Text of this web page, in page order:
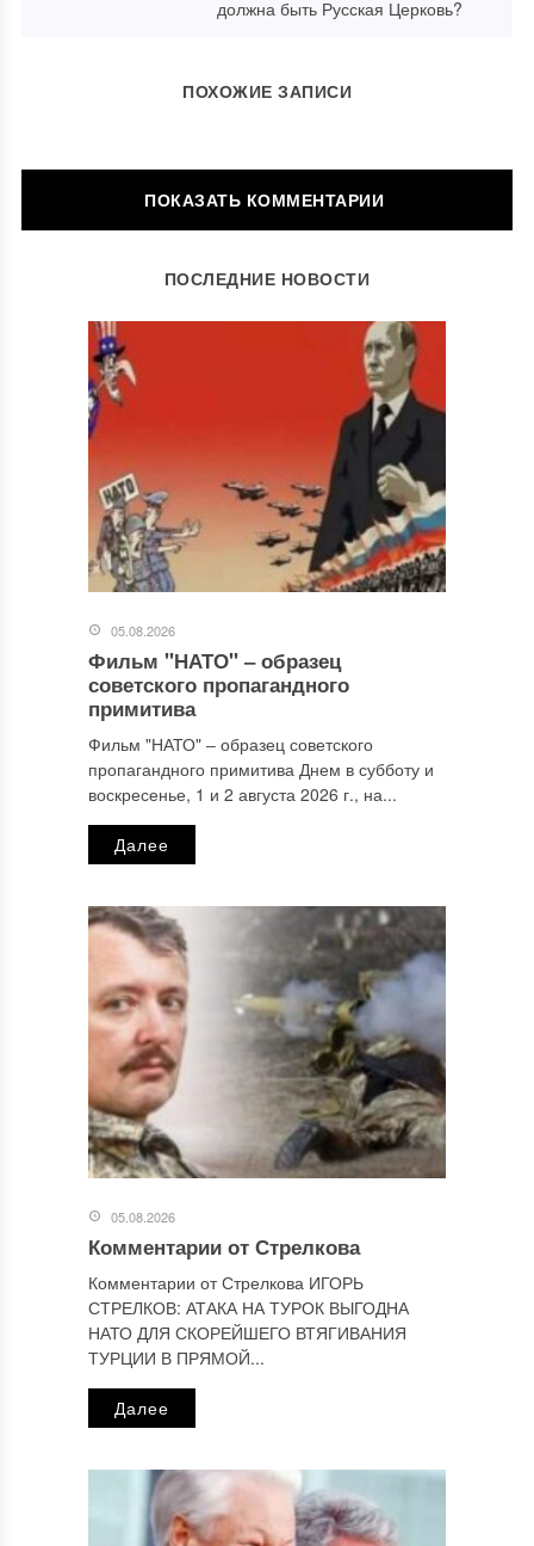
должна быть Русская Церковь?
ПОХОЖИЕ ЗАПИСИ
ОСТАВИТЬ КОММЕНТАРИЙ
Ваш адрес email не будет опубликован. Обязательные поля
Комментарий*
Этот сайт использует Akismet для борьбы со спамом.
Узнайте, как обрабатываются ваши данные комментариев
персональных данных.
ПОСЛЕДНИЕ НОВОСТИ
05.08.2026
Фильм "НАТО" ‒ образец
советского пропагандного
примитива
Фильм "НАТО" ‒ образец советского
пропагандного примитива Днем в субботу и
воскресенье, 1 и 2 августа 2026 г., на...
Далее
05.08.2026
Комментарии от Стрелкова
Комментарии от Стрелкова ИГОРЬ
СТРЕЛКОВ: АТАКА НА ТУРОК ВЫГОДНА
НАТО ДЛЯ СКОРЕЙШЕГО ВТЯГИВАНИЯ
ТУРЦИИ В ПРЯМОЙ...
Далее